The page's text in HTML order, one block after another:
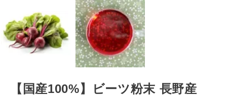
【国産100%】ビーツ粉末 長野産